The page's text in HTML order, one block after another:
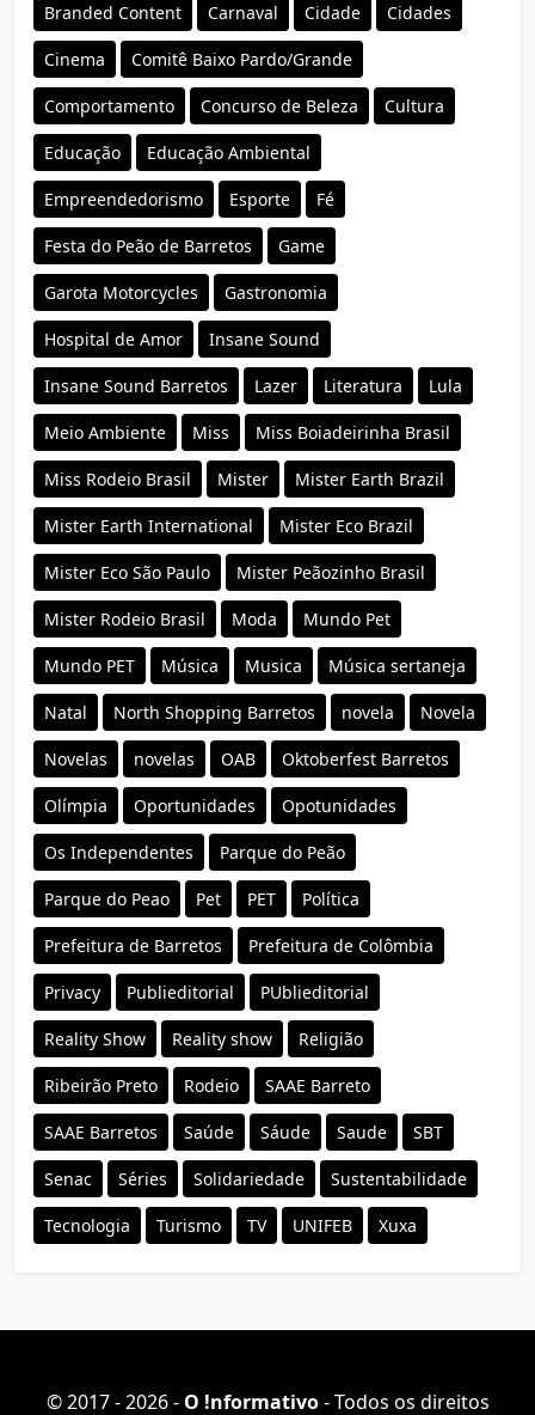
Branded Content Carnaval Cidade Cidades
Cinema Comitê Baixo Pardo/Grande
Comportamento Concurso de Beleza Cultura
Educação Educação Ambiental
Empreendedorismo Esporte Fé
Festa do Peão de Barretos Game
Garota Motorcycles Gastronomia
Hospital de Amor Insane Sound
Insane Sound Barretos Lazer Literatura Lula
Meio Ambiente Miss Miss Boiadeirinha Brasil
Miss Rodeio Brasil Mister Mister Earth Brazil
Mister Earth International Mister Eco Brazil
Mister Eco São Paulo Mister Peãozinho Brasil
Mister Rodeio Brasil Moda Mundo Pet
Mundo PET Música Musica Música sertaneja
Natal North Shopping Barretos novela Novela
Novelas novelas OAB Oktoberfest Barretos
Olímpia Oportunidades Opotunidades
Os Independentes Parque do Peão
Parque do Peao Pet PET Política
Prefeitura de Barretos Prefeitura de Colômbia
Privacy Publieditorial PUblieditorial
Reality Show Reality show Religião
Ribeirão Preto Rodeio SAAE Barreto
SAAE Barretos Saúde Sáude Saude SBT
Senac Séries Solidariedade Sustentabilidade
Tecnologia Turismo TV UNIFEB Xuxa
© 2017 - 2026 - O ǃnformativo- Todos os direitos